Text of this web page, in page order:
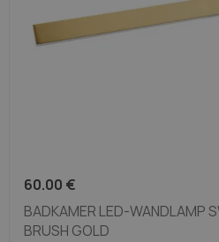
60.00 €
BADKAMER LED-WANDLAMP
BRUSH GOLD